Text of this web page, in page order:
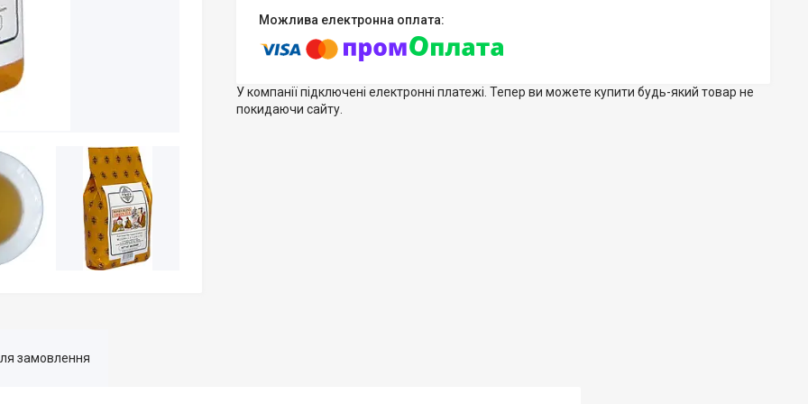
У компанії підключені електронні платежі. Тепер ви можете купити будь-який товар не
покидаючи сайту.
замовлення